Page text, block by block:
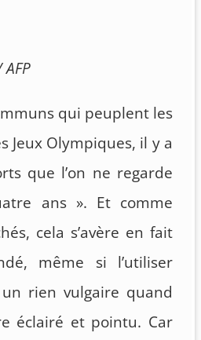
AFP
qui peuplent les
Jeux Olympiques, il y a
que l’on ne regarde
ans ». Et comme
cela s’avère en fait
même si l’utiliser
rien vulgaire quand
éclairé et pointu. Car